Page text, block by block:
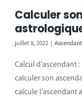
Calculer
juillet 8, 2022 | Ascendant
Calcul
calculer son
calcule l’ascendant